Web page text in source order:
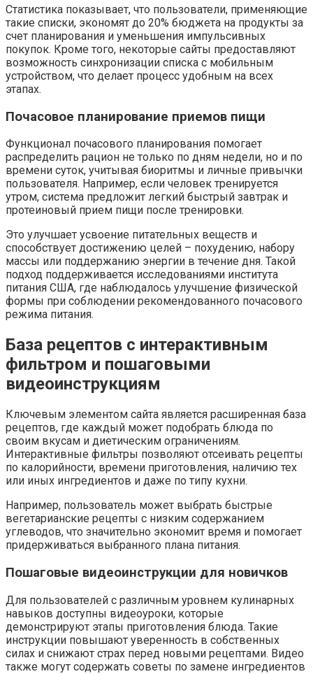
Статистика показывает, что пользователи, применяющие
такие списки, экономят до 20% бюджета на продукты за
счет планирования и уменьшения импульсивных
покупок. Кроме того, некоторые сайты предоставляют
возможность синхронизации списка с мобильным
устройством, что делает процесс удобным на всех
этапах.
Почасовое планирование приемов пищи
Функционал почасового планирования помогает
распределить рацион не только по дням недели, но и по
времени суток, учитывая биоритмы и личные привычки
пользователя. Например, если человек тренируется
утром, система предложит легкий быстрый завтрак и
протеиновый прием пищи после тренировки.
Это улучшает усвоение питательных веществ и
способствует достижению целей – похудению, набору
массы или поддержанию энергии в течение дня. Такой
подход поддерживается исследованиями института
питания США, где наблюдалось улучшение физической
формы при соблюдении рекомендованного почасового
режима питания.
База рецептов с интерактивным
фильтром и пошаговыми
видеоинструкциям
Ключевым элементом сайта является расширенная база
рецептов, где каждый может подобрать блюда по
своим вкусам и диетическим ограничениям.
Интерактивные фильтры позволяют отсеивать рецепты
по калорийности, времени приготовления, наличию тех
или иных ингредиентов и даже по типу кухни.
Например, пользователь может выбрать быстрые
вегетарианские рецепты с низким содержанием
углеводов, что значительно экономит время и помогает
придерживаться выбранного плана питания.
Пошаговые видеоинструкции для новичков
Для пользователей с различным уровнем кулинарных
навыков доступны видеоуроки, которые
демонстрируют этапы приготовления блюда. Такие
инструкции повышают уверенность в собственных
силах и снижают страх перед новыми рецептами. Видео
также могут содержать советы по замене ингредиентов